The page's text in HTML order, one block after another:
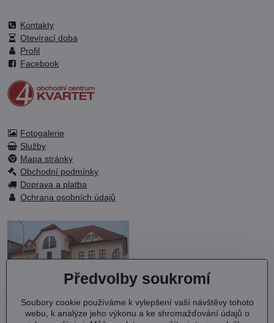
Kontakty
Otevírací doba
Profil
Facebook
Fotogalerie
Služby
Mapa stránky
Obchodní podmínky
Doprava a platba
Ochrana osobních údajů
OC KVARTET s.r.o.
Debřská 1000
Předvolby soukromí
Soubory cookie používáme k vylepšení vaší návštěvy tohoto
webu, k analýze jeho výkonu a ke shromažďování údajů o